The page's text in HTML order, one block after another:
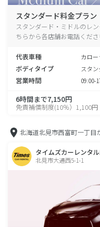
スタンダード料金プラン
スタンダード・ミドルのレ
ちらから各店舗お電話くださ
代表車種 カロ
ボディタイプ スタ
営業時間 09:00-
6時間まで7,150円
免責補償制度(10％）1,100円
北海道北見市西富町一丁目
タイムズカーレンタ
北見市大通西5-1-1